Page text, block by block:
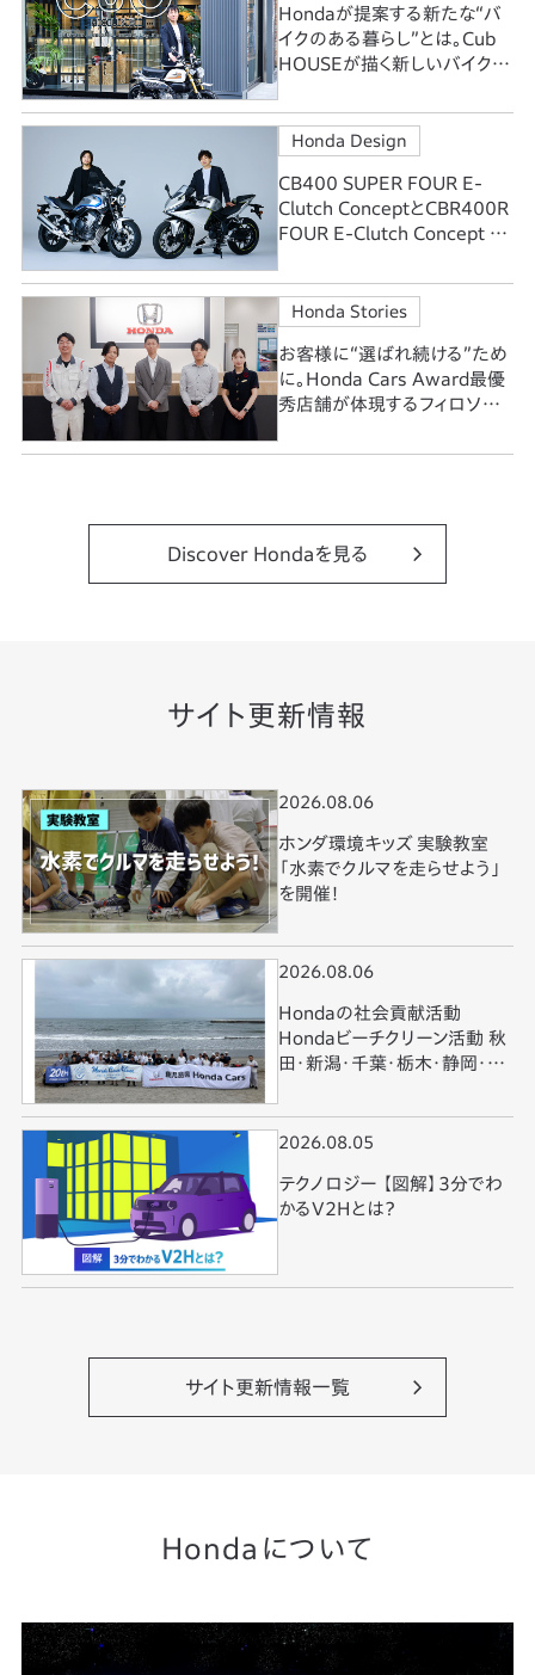
Hondaが提案する新たな“バ
イクのある暮らし”とは。Cub
HOUSEが描く新しいバイク文
Honda Design
CB400 SUPER FOUR E-
Clutch ConceptとCBR400R
FOUR E-Clutch Concept 正
ンの情熱
Honda Stories
お客様に“選ばれ続ける”ため
に。Honda Cars Award最優
秀店舗が体現するフィロソフィ
Discover Hondaを見る
サイト更新情報
2026.08.06
ホンダ環境キッズ 実験教室
「水素でクルマを走らせよう」
を開催！
2026.08.06
Hondaの社会貢献活動
Hondaビーチクリーン活動 秋
田・新潟・千葉・栃木・静岡・和
2026.08.05
テクノロジー 【図解】3分でわ
かるV2Hとは？
サイト更新情報一覧
Hondaについて